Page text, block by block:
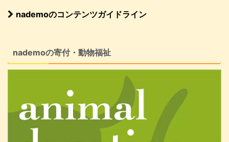
nademoのコンテンツガイドライン
nademoの寄付・動物福祉